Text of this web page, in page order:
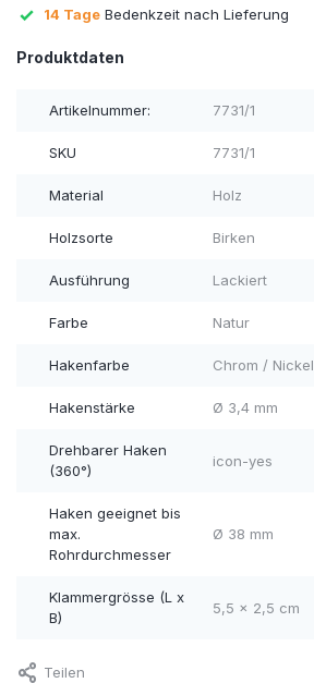
14 Tage Bedenkzeit nach Lieferung
Produktdaten
Artikelnummer: 7731/1
SKU 7731/1
Material Holz
Holzsorte Birken
Ausführung Lackiert
Farbe Natur
Hakenfarbe Chrom / Nickel
Hakenstärke Ø 3,4 mm
Drehbarer Haken
(360°)
icon-yes
Haken geeignet bis
max.
Rohrdurchmesser
Ø 38 mm
Klammergrösse (L x
B)
5,5 x 2,5 cm
Teilen